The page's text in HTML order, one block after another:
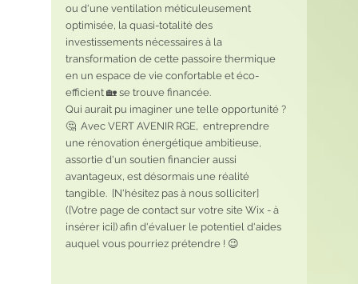
ou d'une ventilation méticuleusement
optimisée, la quasi-totalité des
investissements nécessaires à la
transformation de cette passoire thermique
en un espace de vie confortable et éco-
efficient 🏡 se trouve financée.
Qui aurait pu imaginer une telle opportunité ?
🤔  Avec VERT AVENIR RGE,  entreprendre
une rénovation énergétique ambitieuse,
assortie d'un soutien financier aussi
avantageux, est désormais une réalité
tangible.  [N'hésitez pas à nous solliciter]
([Votre page de contact sur votre site Wix - à
insérer ici]) afin d'évaluer le potentiel d'aides
auquel vous pourriez prétendre ! 😉